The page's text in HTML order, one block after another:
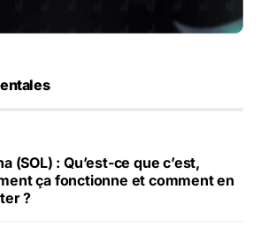
(SOL) : Qu’est-ce que c’est,
ça fonctionne et comment en
?